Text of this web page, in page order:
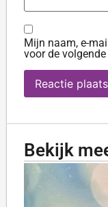
Mijn naam, e-
voor de
Bekijk